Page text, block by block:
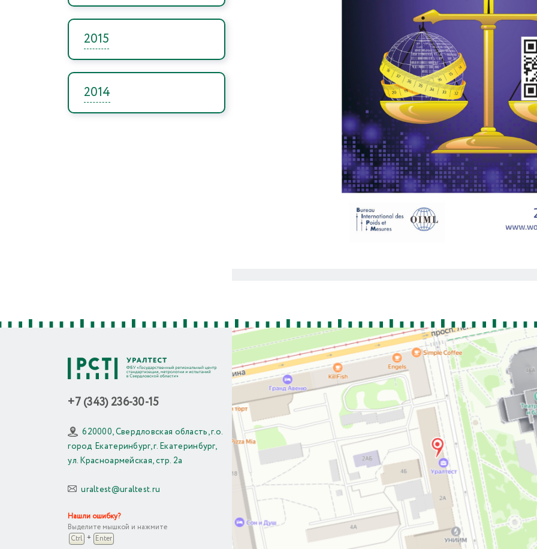
2015
2014
+7 (343) 236-30-15
620000, Свердловская область, г.о.
город Екатеринбург, г. Екатеринбург,
ул. Красноармейская, стр. 2а
uraltest@uraltest.ru
Нашли ошибку?
Выделите мышкой и нажмите
Ctrl + Enter